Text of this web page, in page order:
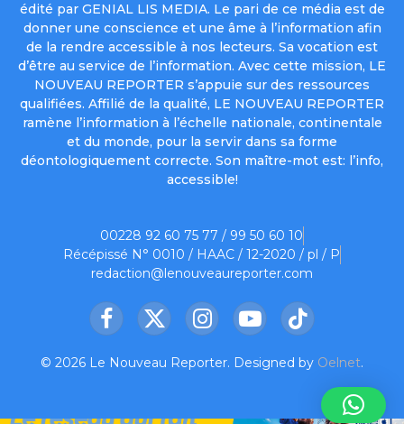
édité par GENIAL LIS MEDIA. Le pari de ce média est de
donner une conscience et une âme à l’information afin
de la rendre accessible à nos lecteurs. Sa vocation est
d’être au service de l’information. Avec cette mission, LE
NOUVEAU REPORTER s’appuie sur des ressources
qualifiées. Affilié de la qualité, LE NOUVEAU REPORTER
ramène l’information à l’échelle nationale, continentale
et du monde, pour la servir dans sa forme
déontologiquement correcte. Son maître-mot est: l’info,
accessible!
00228 92 60 75 77 / 99 50 60 10
Récépissé N° 0010 / HAAC / 12-2020 / pl / P
redaction@lenouveaureporter.com
Facebook
X
InstagramYouTubeTikTok
© 2026 Le Nouveau Reporter. Designed by Oelnet.